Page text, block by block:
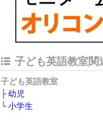
子ども英語教室関
子ども英語教室
幼児
小学生